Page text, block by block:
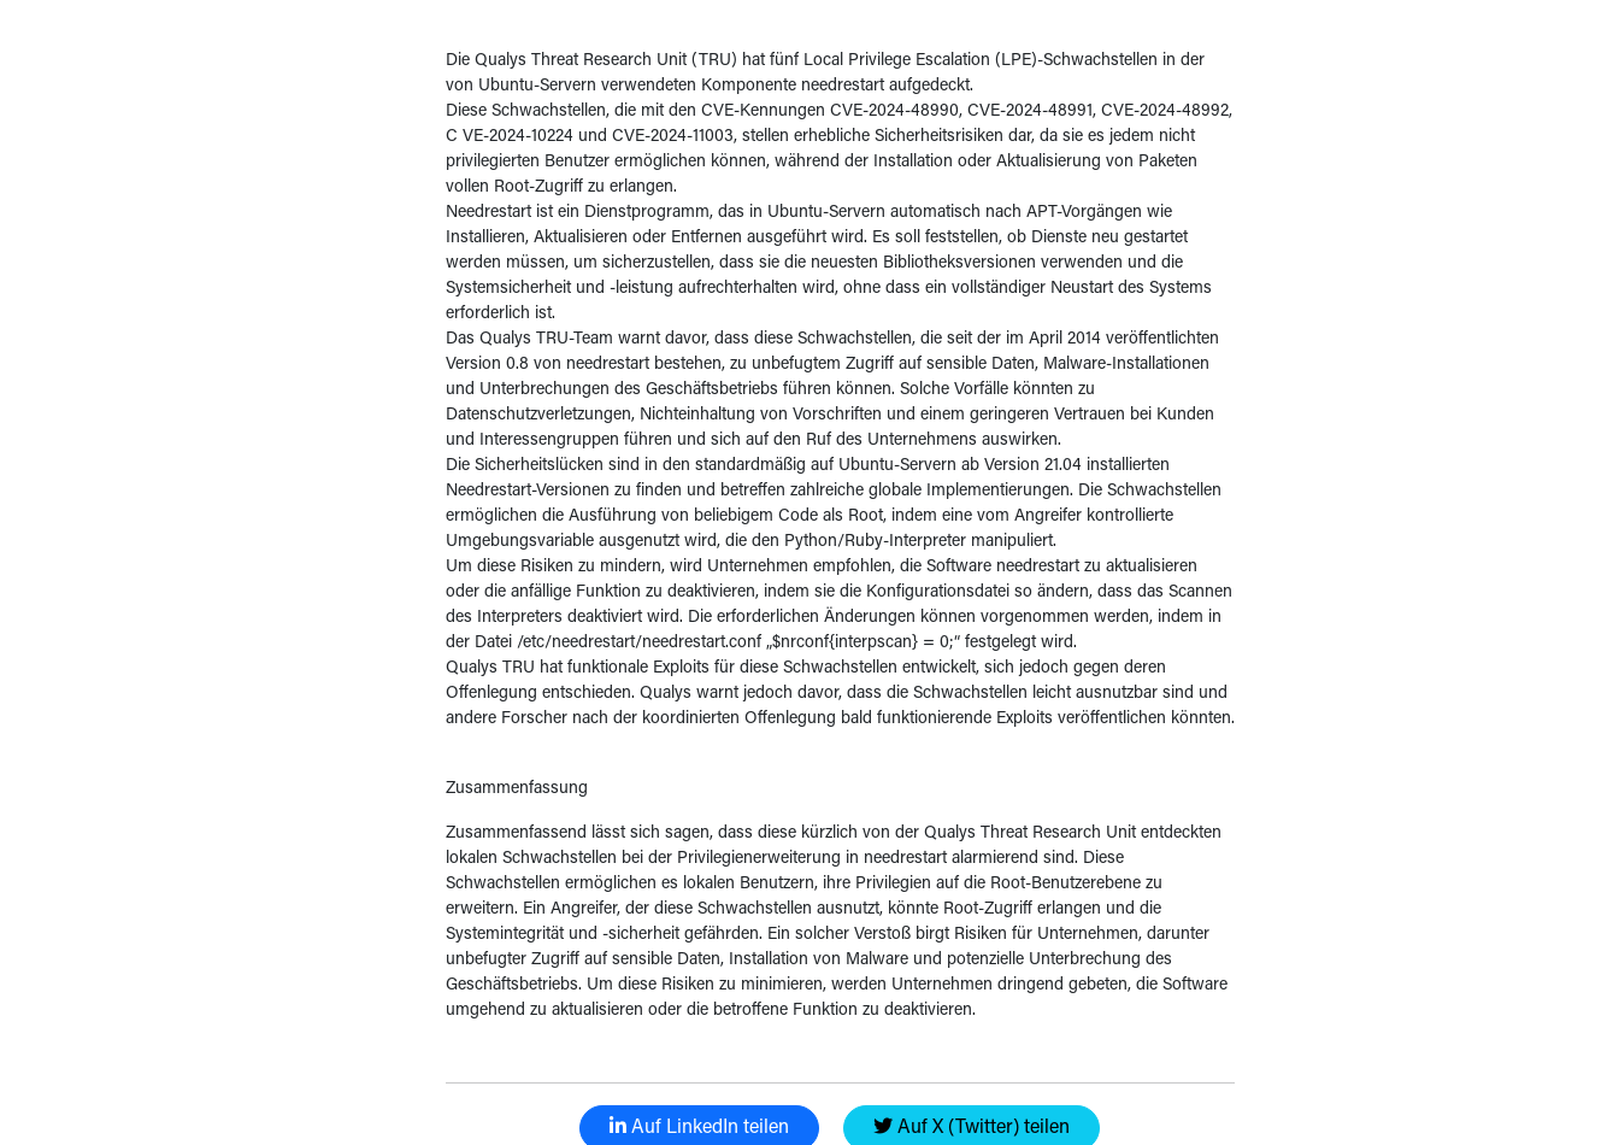
Die Qualys Threat Research Unit (TRU) hat fünf Local Privilege Escalation (LPE)-Schwachstellen in der
von Ubuntu-Servern verwendeten Komponente needrestart aufgedeckt.
Diese Schwachstellen, die mit den CVE-Kennungen CVE-2024-48990, CVE-2024-48991, CVE-2024-48992,
C VE-2024-10224 und CVE-2024-11003, stellen erhebliche Sicherheitsrisiken dar, da sie es jedem nicht
privilegierten Benutzer ermöglichen können, während der Installation oder Aktualisierung von Paketen
vollen Root-Zugriff zu erlangen.
Needrestart ist ein Dienstprogramm, das in Ubuntu-Servern automatisch nach APT-Vorgängen wie
Installieren, Aktualisieren oder Entfernen ausgeführt wird. Es soll feststellen, ob Dienste neu gestartet
werden müssen, um sicherzustellen, dass sie die neuesten Bibliotheksversionen verwenden und die
Systemsicherheit und -leistung aufrechterhalten wird, ohne dass ein vollständiger Neustart des Systems
erforderlich ist.
Das Qualys TRU-Team warnt davor, dass diese Schwachstellen, die seit der im April 2014 veröffentlichten
Version 0.8 von needrestart bestehen, zu unbefugtem Zugriff auf sensible Daten, Malware-Installationen
und Unterbrechungen des Geschäftsbetriebs führen können. Solche Vorfälle könnten zu
Datenschutzverletzungen, Nichteinhaltung von Vorschriften und einem geringeren Vertrauen bei Kunden
und Interessengruppen führen und sich auf den Ruf des Unternehmens auswirken.
Die Sicherheitslücken sind in den standardmäßig auf Ubuntu-Servern ab Version 21.04 installierten
Needrestart-Versionen zu finden und betreffen zahlreiche globale Implementierungen. Die Schwachstellen
ermöglichen die Ausführung von beliebigem Code als Root, indem eine vom Angreifer kontrollierte
Umgebungsvariable ausgenutzt wird, die den Python/Ruby-Interpreter manipuliert.
Um diese Risiken zu mindern, wird Unternehmen empfohlen, die Software needrestart zu aktualisieren
oder die anfällige Funktion zu deaktivieren, indem sie die Konfigurationsdatei so ändern, dass das Scannen
des Interpreters deaktiviert wird. Die erforderlichen Änderungen können vorgenommen werden, indem in
der Datei /etc/needrestart/needrestart.conf „$nrconf{interpscan} = 0;“ festgelegt wird.
Qualys TRU hat funktionale Exploits für diese Schwachstellen entwickelt, sich jedoch gegen deren
Offenlegung entschieden. Qualys warnt jedoch davor, dass die Schwachstellen leicht ausnutzbar sind und
andere Forscher nach der koordinierten Offenlegung bald funktionierende Exploits veröffentlichen könnten.
Zusammenfassung
Zusammenfassend lässt sich sagen, dass diese kürzlich von der Qualys Threat Research Unit entdeckten
lokalen Schwachstellen bei der Privilegienerweiterung in needrestart alarmierend sind. Diese
Schwachstellen ermöglichen es lokalen Benutzern, ihre Privilegien auf die Root-Benutzerebene zu
erweitern. Ein Angreifer, der diese Schwachstellen ausnutzt, könnte Root-Zugriff erlangen und die
Systemintegrität und -sicherheit gefährden. Ein solcher Verstoß birgt Risiken für Unternehmen, darunter
unbefugter Zugriff auf sensible Daten, Installation von Malware und potenzielle Unterbrechung des
Geschäftsbetriebs. Um diese Risiken zu minimieren, werden Unternehmen dringend gebeten, die Software
umgehend zu aktualisieren oder die betroffene Funktion zu deaktivieren.
Auf LinkedIn teilen Auf X (Twitter) teilen